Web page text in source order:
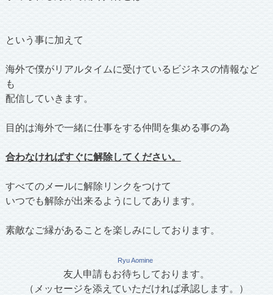
という事に加えて
海外で僕がリアルタイムに受けているビジネスの情報など
も
配信していきます。
目的は海外で一緒に仕事をする仲間を集める事の為
合わなければすぐに解除してください。
すべてのメールに解除リンクをつけて
いつでも解除が出来るようにしてあります。
素敵なご縁があることを楽しみにしております。
Ryu Aomine
友人申請もお待ちしております。
（メッセージを添えていただければ承認します。）